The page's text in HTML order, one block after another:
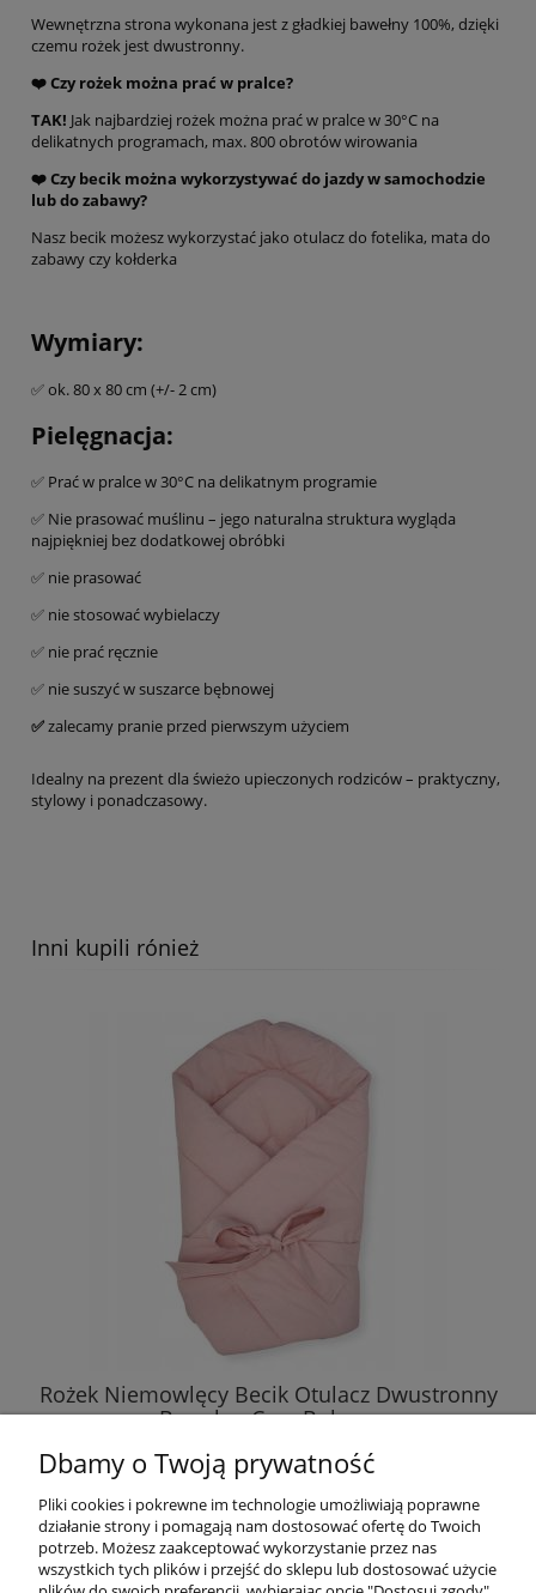
Wewnętrzna strona wykonana jest z gładkiej bawełny 100%, dzięki
czemu rożek jest dwustronny.
❤️ Czy rożek można prać w pralce?
TAK! Jak najbardziej rożek można prać w pralce w 30°C na
delikatnych programach, max. 800 obrotów wirowania
❤️ Czy becik można wykorzystywać do jazdy w samochodzie
lub do zabawy?
Nasz becik możesz wykorzystać jako otulacz do fotelika, mata do
zabawy czy kołderka
Wymiary:
✅ ok. 80 x 80 cm (+/- 2 cm)
Pielęgnacja:
✅ Prać w pralce w 30°C na delikatnym programie
✅ Nie prasować muślinu – jego naturalna struktura wygląda
najpiękniej bez dodatkowej obróbki
✅ nie prasować
✅ nie stosować wybielaczy
✅ nie prać ręcznie
✅ nie suszyć w suszarce bębnowej
✅zalecamy pranie przed pierwszym użyciem
Idealny na prezent dla świeżo upieczonych rodziców – praktyczny,
stylowy i ponadczasowy.
Inni kupili rónież
Rożek Niemowlęcy Becik Otulacz Dwustronny
Bawełna Czas Bobasa
29,99 zł
DO KOSZYKA
Dbamy o Twoją prywatność
Pliki cookies i pokrewne im technologie umożliwiają poprawne
działanie strony i pomagają nam dostosować ofertę do Twoich
potrzeb. Możesz zaakceptować wykorzystanie przez nas
wszystkich tych plików i przejść do sklepu lub dostosować użycie